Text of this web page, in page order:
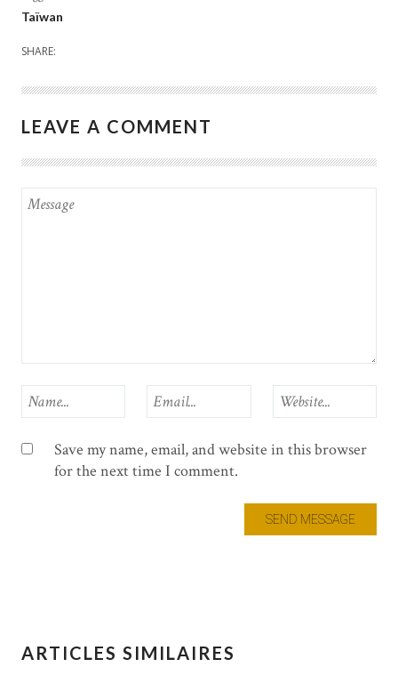
Taïwan
SHARE:
LEAVE A COMMENT
Save my name, email, and website in this browser
for the next time I comment.
ARTICLES SIMILAIRES